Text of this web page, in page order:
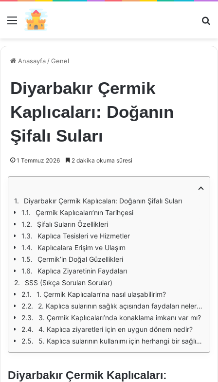
Menü
Anasayfa /Genel
Diyarbakır Çermik
Kaplıcaları: Doğanın
Şifalı Suları
1 Temmuz 2026 2 dakika okuma süresi
Diyarbakır Çermik Kaplıcaları: Doğanın Şifalı Suları
Çermik Kaplıcaları’nın Tarihçesi
Şifalı Suların Özellikleri
Kaplıca Tesisleri ve Hizmetler
Kaplıcalara Erişim ve Ulaşım
Çermik’in Doğal Güzellikleri
Kaplıca Ziyaretinin Faydaları
SSS (Sıkça Sorulan Sorular)
1. Çermik Kaplıcaları’na nasıl ulaşabilirim?
2. Kaplıca sularının sağlık açısından faydaları nelerdir?
3. Çermik Kaplıcaları’nda konaklama imkanı var mı?
4. Kaplıca ziyaretleri için en uygun dönem nedir?
5. Kaplıca sularının kullanımı için herhangi bir sağlık raporu gerekli mi?
Diyarbakır Çermik Kaplıcaları: